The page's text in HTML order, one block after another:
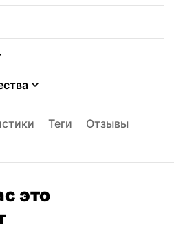
Теги Отзывы
это